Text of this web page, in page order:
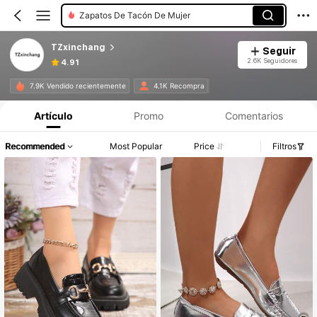
Zapatos De Tacón De Mujer
TZxinchang
4.91
Seguir
2.6K Seguidores
7.9K Vendido recientemente 4.1K Recompra
Artículo Promo Comentarios
Recommended Most Popular Price Filtros